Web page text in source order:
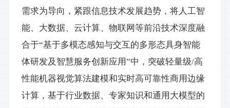
需求为导向，紧跟信息技术发展趋势，将人工智
能、大数据、云计算、物联网等前沿技术深度融
合于“基于多模态感知与交互的多形态具身智能
体研发及智慧服务创新应用”中，突破轻量级/高
性能机器视觉算法建模和实时高可靠性商用边缘
计算，基于行业数据、专家知识和通用大模型的